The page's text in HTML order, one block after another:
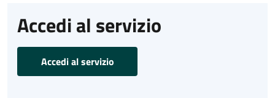
Accedi al servizio
Accedi al servizio